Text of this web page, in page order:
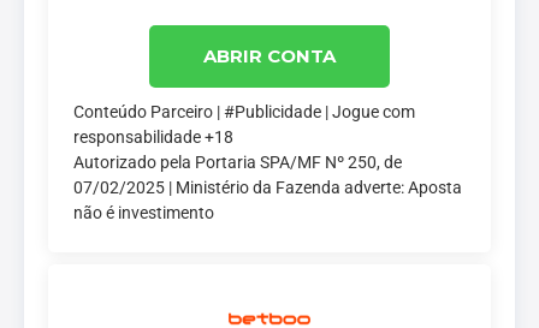
ABRIR CONTA
Conteúdo Parceiro | #Publicidade | Jogue com
responsabilidade +18
Autorizado pela Portaria SPA/MF Nº 250, de
07/02/2025 | Ministério da Fazenda adverte: Aposta
não é investimento